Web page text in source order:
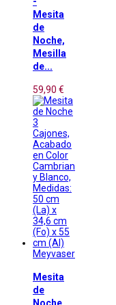
Mesita
de
Noche,
Mesilla
de...
59,90 €
Meyvaser
Mesita
de